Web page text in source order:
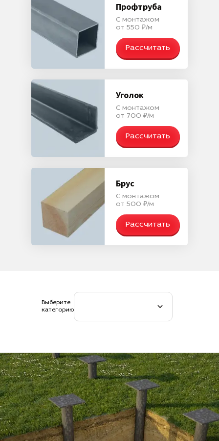
Профтруба
С монтажом
от 550 ₽/м
Рассчитать
Уголок
С монтажом
от 700 ₽/м
Рассчитать
Брус
С монтажом
от 500 ₽/м
Рассчитать
Выберите
категорию